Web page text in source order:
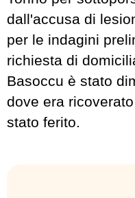
dall'accusa di
per le indagini
richiesta di
Basoccu è stato
dove era
stato ferito.